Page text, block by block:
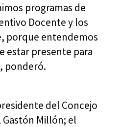
programas de
Docente y los
porque entendemos
estar presente para
ponderó.
del Concejo
Millón; el